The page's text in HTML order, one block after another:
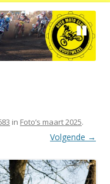
in Foto’s maart 2025.
Volgende →